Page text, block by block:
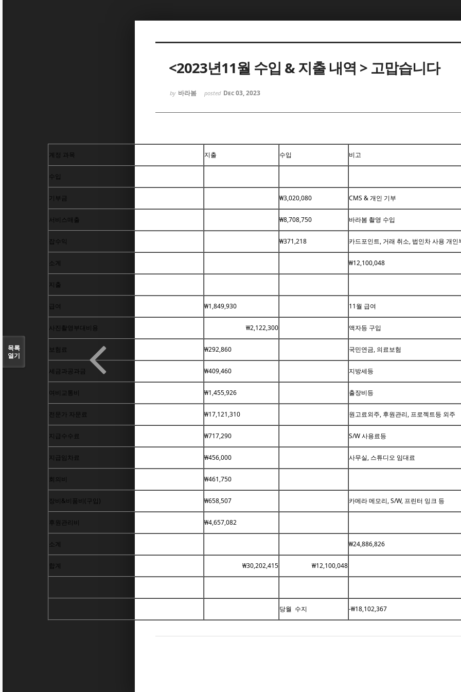
<2023년11월 수입 & 지출 내역 > 고맙습니다
by 바라봄 posted Dec 03, 2023
계정 과목 지출 수입 비고
수입
기부금 ₩3,020,080 CMS & 개인 기부
서비스매출 ₩8,708,750 바라봄 촬영 수입
잡수익 ₩371,218 카드포인트, 거래 취소, 법인차 사용 개인
소계 ₩12,100,048
지출
급여 ₩1,849,930 11월 급여
사진촬영부대비용 ₩2,122,300 액자등 구입
보험료 ₩292,860 국민연금, 의료보험
세금과공과금 ₩409,460 지방세등
여비교통비 ₩1,455,926 출장비등
전문가 자문료 ₩17,121,310 원고료외주, 후원관리, 프로젝트등 외주
지급수수료 ₩717,290 S/W 사용료등
지급임차료 ₩456,000 사무실, 스튜디오 임대료
회의비 ₩461,750
장비&비품비(구입) ₩658,507 카메라 메모리, S/W, 프린터 잉크 등
후원관리비 ₩4,657,082
소계 ₩24,886,826
합계 ₩30,202,415 ₩12,100,048
당월 수지 -₩18,102,367
목록
열기
Sketchbook5, 스케치북5
Sketchbook5, 스케치북5